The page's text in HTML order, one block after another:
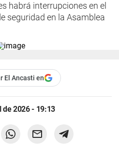
habrá interrupciones en el
seguridad en la Asamblea
El Ancasti en
de 2026 - 19:13